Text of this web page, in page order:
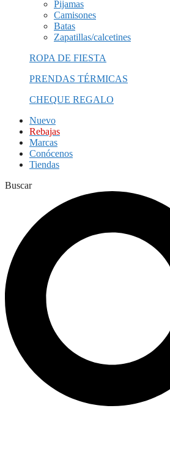
Pijamas
Camisones
Batas
Zapatillas/calcetines
ROPA DE FIESTA
PRENDAS TÉRMICAS
CHEQUE REGALO
Nuevo
Rebajas
Marcas
Conócenos
Tiendas
Buscar